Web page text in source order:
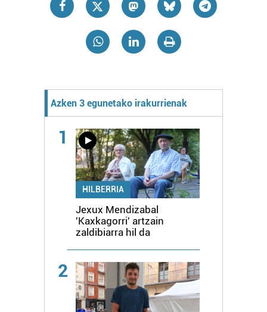
Azken 3 egunetako irakurrienak
1
HILBERRIA
Jexux Mendizabal
'Kaxkagorri' artzain
zaldibiarra hil da
2